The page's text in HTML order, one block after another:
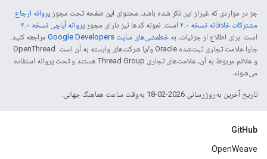
جز در مواردی که غیراز این ذکر شده باشد، محتوای این صفحه تحت مجوز پروانه ارجاع
مشترکات خلاقانه نسخه ۴.۰
است. نمونه کدها نیز دارای مجوز پروانه آپاچی نسخه ۲.۰
است. برای اطلاع از جزئیات، به خطمشی‌های سایت Google Developers‏
مراجعه کنید.
جاوا علامت تجاری ثبت‌شده Oracle و/یا شرکت‌های وابسته به آن است. ‫OpenThread
و علائم مربوط به آن، علامت‌های تجاری Thread Group هستند و تحت پروانه استفاده
می‌شوند.
تاریخ آخرین به‌روزرسانی 2026-02-18 به‌وقت ساعت هماهنگ جهانی.
GitHub
OpenWeave